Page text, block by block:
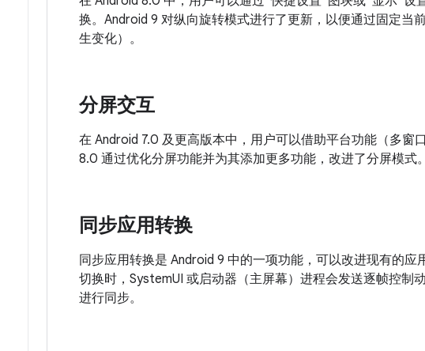
换。Android 9 对纵向旋转模式进行了更新，以便通过固定当
生变化）。
分屏交互
在 Android 7.0 及更高版本中，用户可以借助平台功能（多窗
8.0 通过优化分屏功能并为其添加更多功能，改进了分屏模式。
同步应用转换
同步应用转换是 Android 9 中的一项功能，可以改进现有的
切换时，SystemUI 或启动器（主屏幕）进程会发送逐帧控制
进行同步。